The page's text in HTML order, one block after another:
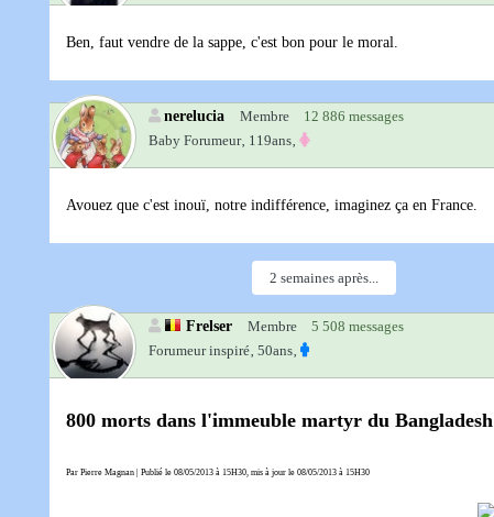
Ben, faut vendre de la sappe, c'est bon pour le moral.
nerelucia Membre
12 886 messages
Baby Forumeur‚ 119ans‚
Avouez que c'est inouï, notre indifférence, imaginez ça en France.
2 semaines après...
Frelser Membre
5 508 messages
Forumeur inspiré‚ 50ans‚
800 morts dans l'immeuble martyr du
Par Pierre Magnan | Publié le 08/05/2013 à 15H30, mis à jour le 08/05/2013 à 15H30